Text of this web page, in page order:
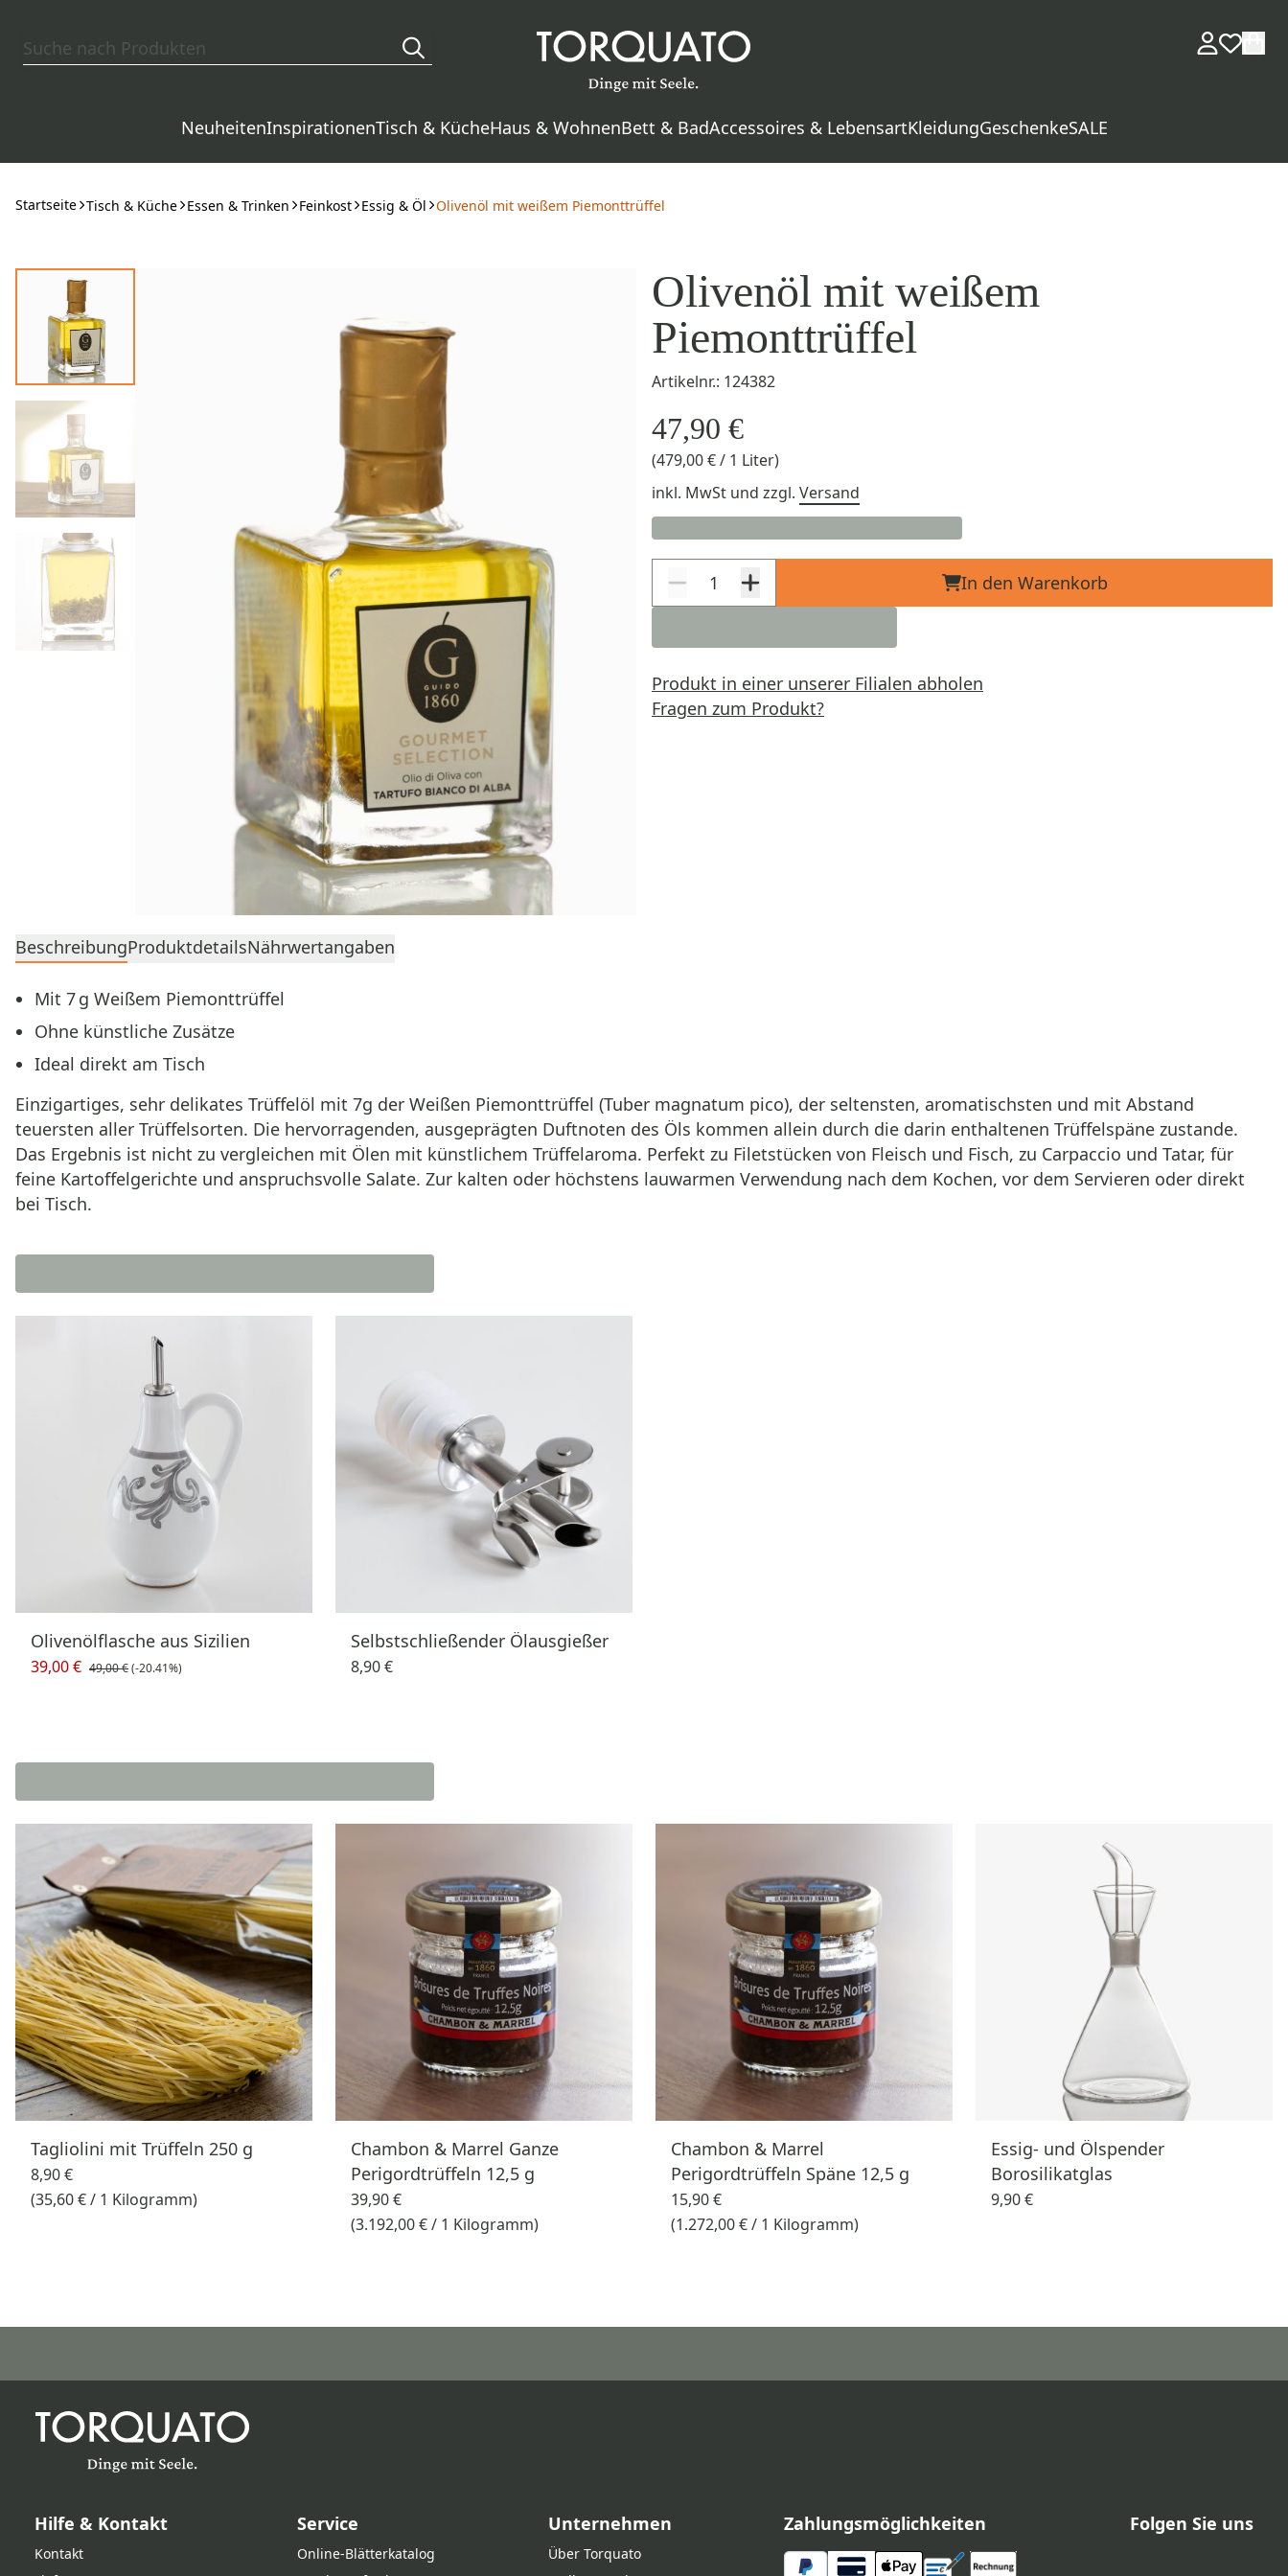
NeuheitenInspirationenTisch & KücheHaus & WohnenBett & BadAccessoires & LebensartKleidungGeschenkeSALE
Startseite Tisch & Küche Essen & Trinken Feinkost Essig & Öl Olivenöl mit weißem Piemonttrüffel
Olivenöl mit weißem
Piemonttrüffel
Artikelnr.: 124382
47,90 €
(479,00 € / 1 Liter)
inkl. MwSt und zzgl. Versand
In den Warenkorb
Produkt in einer unserer Filialen abholen
Fragen zum Produkt?
BeschreibungProduktdetailsNährwertangaben
Mit 7 g Weißem Piemonttrüffel
Ohne künstliche Zusätze
Ideal direkt am Tisch
Einzigartiges, sehr delikates Trüffelöl mit 7g der Weißen Piemonttrüffel (Tuber magnatum pico), der seltensten, aromatischsten und mit Abstand
teuersten aller Trüffelsorten. Die hervorragenden, ausgeprägten Duftnoten des Öls kommen allein durch die darin enthaltenen Trüffelspäne zustande.
Das Ergebnis ist nicht zu vergleichen mit Ölen mit künstlichem Trüffelaroma. Perfekt zu Filetstücken von Fleisch und Fisch, zu Carpaccio und Tatar, für
feine Kartoffelgerichte und anspruchsvolle Salate. Zur kalten oder höchstens lauwarmen Verwendung nach dem Kochen, vor dem Servieren oder direkt
bei Tisch.
Olivenölflasche aus Sizilien
39,00 € 49,00 €(-20.41%)
Selbstschließender Ölausgießer
8,90 €
Tagliolini mit Trüffeln 250 g
8,90 €
(35,60 € / 1 Kilogramm)
Chambon & Marrel Ganze
Perigordtrüffeln 12,5 g
39,90 €
(3.192,00 € / 1 Kilogramm)
Chambon & Marrel
Perigordtrüffeln Späne 12,5 g
15,90 €
(1.272,00 € / 1 Kilogramm)
Essig- und Ölspender
Borosilikatglas
9,90 €
Hilfe & Kontakt
Kontakt
Service
Online‑Blätterkatalog
Unternehmen
Über Torquato
Zahlungsmöglichkeiten Folgen Sie uns